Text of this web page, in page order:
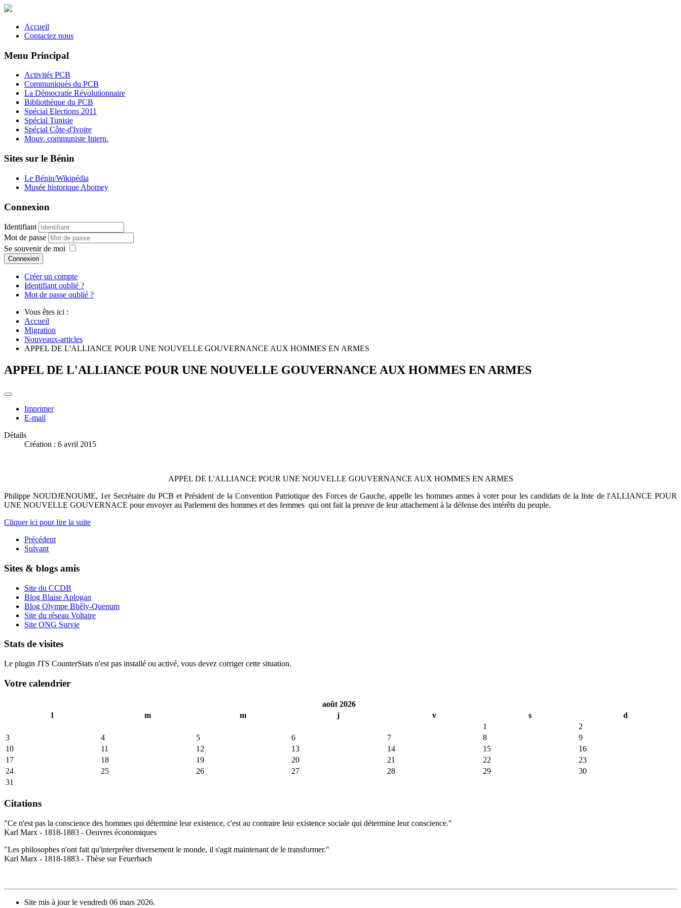
Accueil
Contactez nous
Menu Principal
Activités PCB
Communiqués du PCB
La Démocratie Révolutionnaire
Bibliothèque du PCB
Spécial Elections 2011
Spécial Tunisie
Spécial Côte-d'Ivoire
Mouv. communiste Intern.
Sites sur le Bénin
Le Bénin/Wikipédia
Musée historique Abomey
Connexion
Identifiant
Mot de passe
Se souvenir de moi
Connexion
Créer un compte
Identifiant oublié ?
Mot de passe oublié ?
Vous êtes ici :
Accueil
Migration
Nouveaux-articles
APPEL DE L'ALLIANCE POUR UNE NOUVELLE GOUVERNANCE AUX HOMMES EN ARMES
APPEL DE L'ALLIANCE POUR UNE NOUVELLE GOUVERNANCE AUX HOMMES EN ARMES
Imprimer
E-mail
Détails
Création : 6 avril 2015
APPEL DE L'ALLIANCE POUR UNE NOUVELLE GOUVERNANCE AUX HOMMES EN ARMES
Philippe NOUDJENOUME, 1er Secrétaire du PCB et Président de la Convention Patriotique des Forces de Gauche, appelle les hommes armes à voter pour les candidats de la liste de l'ALLIANCE POUR
UNE NOUVELLE GOUVERNACE pour envoyer au Parlement des hommes et des femmes qui ont fait la preuve de leur attachement à la défense des intérêts du peuple.
Cliquer ici pour lire la suite
Précédent
Suivant
Sites & blogs amis
Site du CCDB
Blog Blaise Aplogan
Blog Olympe Bhêly-Quenum
Site du réseau Voltaire
Site ONG Survie
Stats de visites
Le plugin JTS CounterStats n'est pas installé ou activé, vous devez corriger cette situation.
Votre calendrier
août 2026
l
m m j v s
d
1
2
3
4 5 6 7 8
9
10
11 12 13 14 15
16
17
18 19 20 21 22
23
24
25 26 27 28 29
30
31
Citations
"Ce n'est pas la conscience des hommes qui détermine leur existence, c'est au contraire leur existence sociale qui détermine leur conscience."
Karl Marx - 1818-1883 - Oeuvres économiques
"Les philosophes n'ont fait qu'interpréter diversement le monde, il s'agit maintenant de le transformer."
Karl Marx - 1818-1883 - Thèse sur Feuerbach
Site mis à jour le vendredi 06 mars 2026.